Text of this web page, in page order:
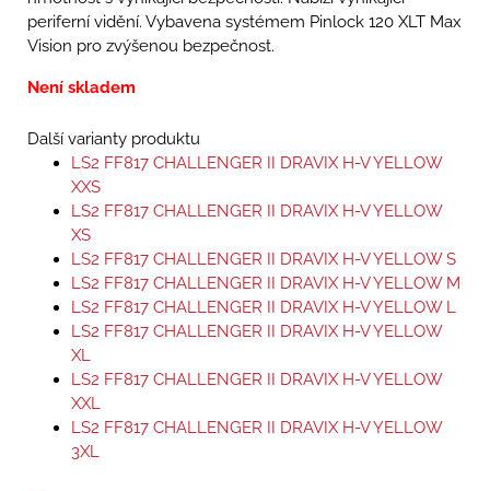
periferní vidění. Vybavena systémem Pinlock 120 XLT Max
Vision pro zvýšenou bezpečnost.
Není skladem
Další varianty produktu
LS2 FF817 CHALLENGER II DRAVIX H-V YELLOW
XXS
LS2 FF817 CHALLENGER II DRAVIX H-V YELLOW
XS
LS2 FF817 CHALLENGER II DRAVIX H-V YELLOW S
LS2 FF817 CHALLENGER II DRAVIX H-V YELLOW M
LS2 FF817 CHALLENGER II DRAVIX H-V YELLOW L
LS2 FF817 CHALLENGER II DRAVIX H-V YELLOW
XL
LS2 FF817 CHALLENGER II DRAVIX H-V YELLOW
XXL
LS2 FF817 CHALLENGER II DRAVIX H-V YELLOW
3XL